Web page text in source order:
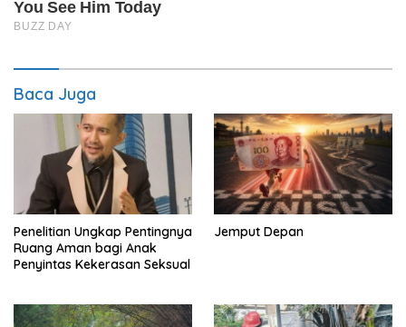
Baca Juga
Penelitian Ungkap Pentingnya
Ruang Aman bagi Anak
Penyintas Kekerasan Seksual
Jemput Depan